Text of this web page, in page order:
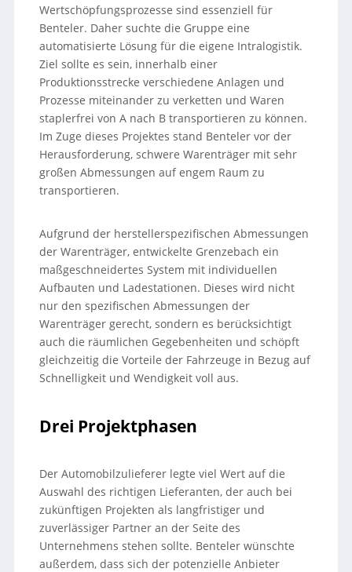
Wertschöpfungsprozesse sind essenziell für
Benteler. Daher suchte die Gruppe eine
automatisierte Lösung für die eigene Intralogistik.
Ziel sollte es sein, innerhalb einer
Produktionsstrecke verschiedene Anlagen und
Prozesse miteinander zu verketten und Waren
staplerfrei von A nach B transportieren zu können.
Im Zuge dieses Projektes stand Benteler vor der
Herausforderung, schwere Warenträger mit sehr
großen Abmessungen auf engem Raum zu
transportieren.
Aufgrund der herstellerspezifischen Abmessungen
der Warenträger, entwickelte Grenzebach ein
maßgeschneidertes System mit individuellen
Aufbauten und Ladestationen. Dieses wird nicht
nur den spezifischen Abmessungen der
Warenträger gerecht, sondern es berücksichtigt
auch die räumlichen Gegebenheiten und schöpft
gleichzeitig die Vorteile der Fahrzeuge in Bezug auf
Schnelligkeit und Wendigkeit voll aus.
Drei Projektphasen
Der Automobilzulieferer legte viel Wert auf die
Auswahl des richtigen Lieferanten, der auch bei
zukünftigen Projekten als langfristiger und
zuverlässiger Partner an der Seite des
Unternehmens stehen sollte. Benteler wünschte
außerdem, dass sich der potenzielle Anbieter